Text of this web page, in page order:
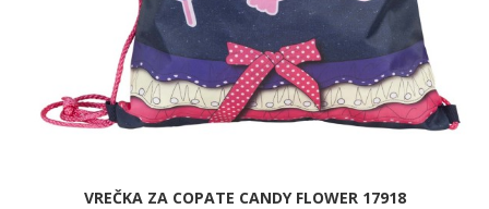
VREČKA ZA COPATE CANDY FLOWER 17918